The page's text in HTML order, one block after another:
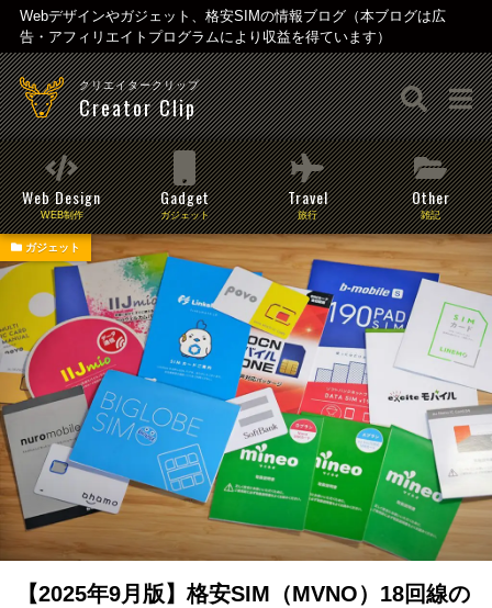
Webデザインやガジェット、格安SIMの情報ブログ（本ブログは広
告・アフィリエイトプログラムにより収益を得ています）
クリエイタークリップ
Creator Clip
Web Design
WEB制作
Gadget
ガジェット
Travel
旅行
Other
雑記
ガジェット
【2025年9月版】格安SIM（MVNO）18回線の